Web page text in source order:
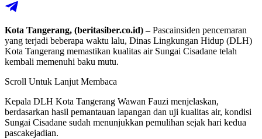
Kota Tangerang, (beritasiber.co.id) –Pascainsiden pencemaran
yang terjadi beberapa waktu lalu, Dinas Lingkungan Hidup (DLH)
Kota Tangerang memastikan kualitas air Sungai Cisadane telah
kembali memenuhi baku mutu.
Scroll Untuk Lanjut Membaca
Kepala DLH Kota Tangerang Wawan Fauzi menjelaskan,
berdasarkan hasil pemantauan lapangan dan uji kualitas air, kondisi
Sungai Cisadane sudah menunjukkan pemulihan sejak hari kedua
pascakejadian.